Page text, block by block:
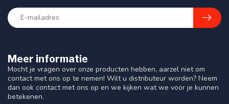
Meer informatie
Mocht je vragen over onze producten hebben, aarzel niet om
contact met ons op te nemen! Wilt u distributeur worden? Neem
dan ook contact met ons op en we kijken wat we voor je kunnen
betekenen.